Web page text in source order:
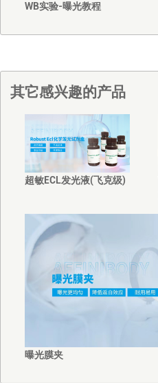
WB实验-曝光教程
其它感兴趣的产品
超敏ECL发光液(飞克级)
曝光膜夹